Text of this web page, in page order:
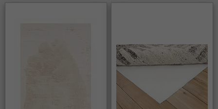
ambientes tradicionais como modernos.